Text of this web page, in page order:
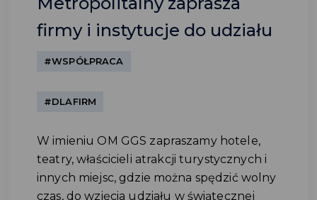
firmy i instytucje do udziału
#WSPÓŁPRACA
#DLAFIRM
W imieniu OM GGS zapraszamy hotele,
teatry, właścicieli atrakcji turystycznych i
innych miejsc, gdzie można spędzić wolny
czas, do wzięcia udziału w świątecznej